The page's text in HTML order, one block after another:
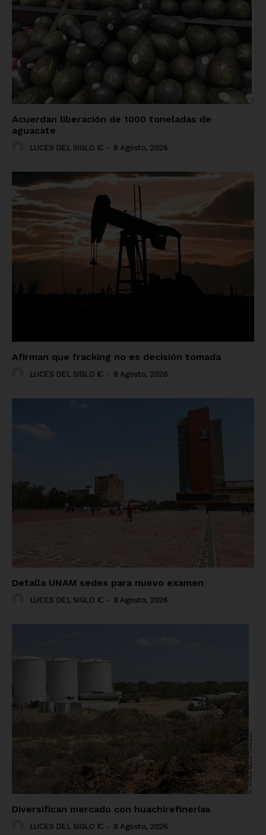
Acuerdan liberación de 1000 toneladas de
aguacate
LUCES DEL SIGLO IC - 8 Agosto, 2026
Afirman que fracking no es decisión tomada
LUCES DEL SIGLO IC - 8 Agosto, 2026
Detalla UNAM sedes para nuevo examen
LUCES DEL SIGLO IC - 8 Agosto, 2026
Diversifican mercado con huachirefinerías
LUCES DEL SIGLO IC - 8 Agosto, 2026